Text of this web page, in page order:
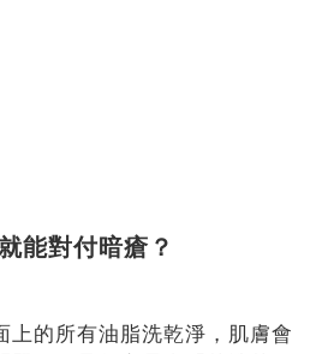
能對付暗瘡？
上的所有油脂洗乾淨，肌膚會